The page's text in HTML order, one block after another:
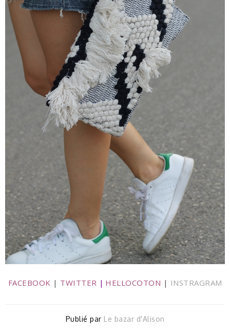
FACEBOOK | TWITTER | HELLOCOTON | INSTRAGRAM
Publié par Le bazar d'Alison